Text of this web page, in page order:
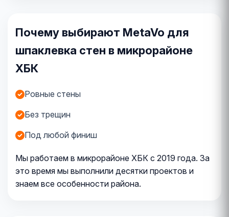
Почему выбирают MetaVo для
шпаклевка стен в микрорайоне
ХБК
Ровные стены
Без трещин
Под любой финиш
Мы работаем в микрорайоне ХБК с 2019 года. За
это время мы выполнили десятки проектов и
знаем все особенности района.